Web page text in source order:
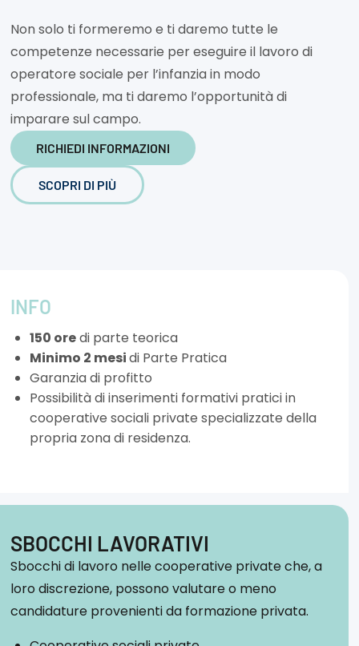
Non solo ti formeremo e ti daremo tutte le
competenze necessarie per eseguire il lavoro di
operatore sociale per l’infanzia in modo
professionale, ma ti daremo l’opportunità di
imparare sul campo.
RICHIEDI INFORMAZIONI
SCOPRI DI PIÙ
INFO
150 oredi parte teorica
Minimo 2 mesidi Parte Pratica
Garanzia di profitto
Possibilità di inserimenti formativi pratici in
cooperative sociali private specializzate della
propria zona di residenza.
SBOCCHI LAVORATIVI
Sbocchi di lavoro nelle cooperative private che, a
loro discrezione, possono valutare o meno
candidature provenienti da formazione privata.